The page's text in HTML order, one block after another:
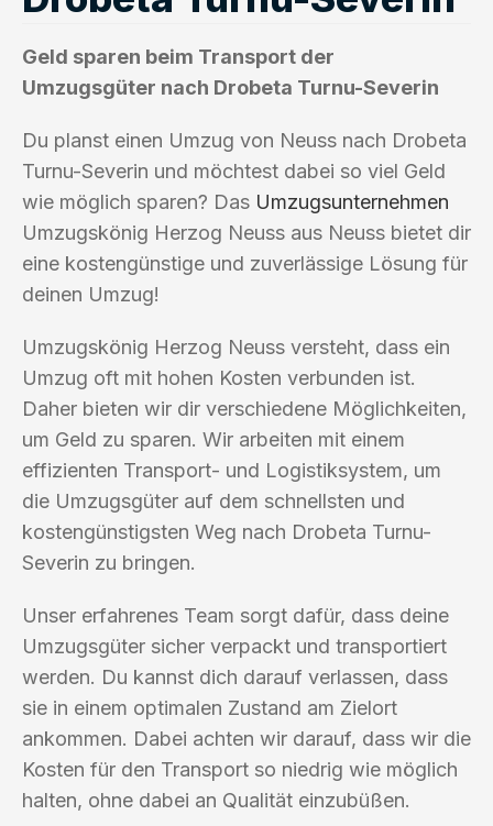
Geld sparen beim Transport der
Umzugsgüter nach Drobeta Turnu-Severin
Du planst einen Umzug von Neuss nach Drobeta
Turnu-Severin und möchtest dabei so viel Geld
wie möglich sparen? Das Umzugsunternehmen
Umzugskönig Herzog Neuss aus Neuss bietet dir
eine kostengünstige und zuverlässige Lösung für
deinen Umzug!
Umzugskönig Herzog Neuss versteht, dass ein
Umzug oft mit hohen Kosten verbunden ist.
Daher bieten wir dir verschiedene Möglichkeiten,
um Geld zu sparen. Wir arbeiten mit einem
effizienten Transport- und Logistiksystem, um
die Umzugsgüter auf dem schnellsten und
kostengünstigsten Weg nach Drobeta Turnu-
Severin zu bringen.
Unser erfahrenes Team sorgt dafür, dass deine
Umzugsgüter sicher verpackt und transportiert
werden. Du kannst dich darauf verlassen, dass
sie in einem optimalen Zustand am Zielort
ankommen. Dabei achten wir darauf, dass wir die
Kosten für den Transport so niedrig wie möglich
halten, ohne dabei an Qualität einzubüßen.